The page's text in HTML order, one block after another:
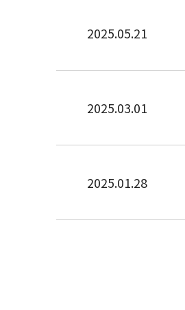
2025.05.21
2025.03.01
2025.01.28